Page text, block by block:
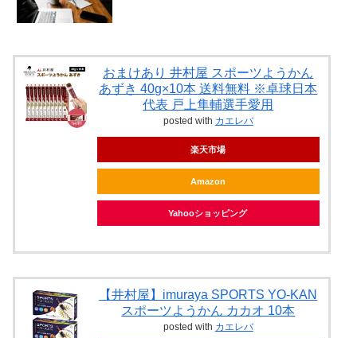
おまけあり 井村屋 スポーツようかん
あずき 40g×10本 送料無料 ※卓球日本
代表 戸上隼輔選手愛用
posted with カエレバ
楽天市場
Amazon
Yahooショッピング
【井村屋】imuraya SPORTS YO-KAN
スポーツようかん カカオ 10本
posted with カエレバ